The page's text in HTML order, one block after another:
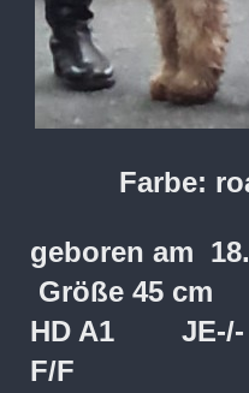
Farbe:
geboren am
Größe 45 cm
HD A1
F/F